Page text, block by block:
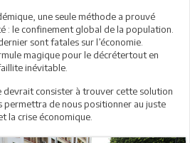
une seule méthode a prouvé
: le confinement global de la population.
sont fatales sur l’économie.
magique pour le décrétertout en
inévitable.
devrait consister à trouver cette solution
permettra de nous positionner au juste
la crise économique.